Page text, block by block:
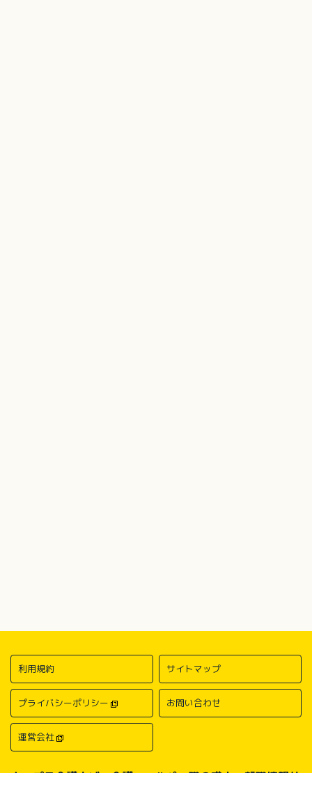
利用規約 サイトマップ
プライバシーポリシー お問い合わせ
運営会社
キャプラ介護ナビ－介護・ヘルパー職の求人・転職情報サ